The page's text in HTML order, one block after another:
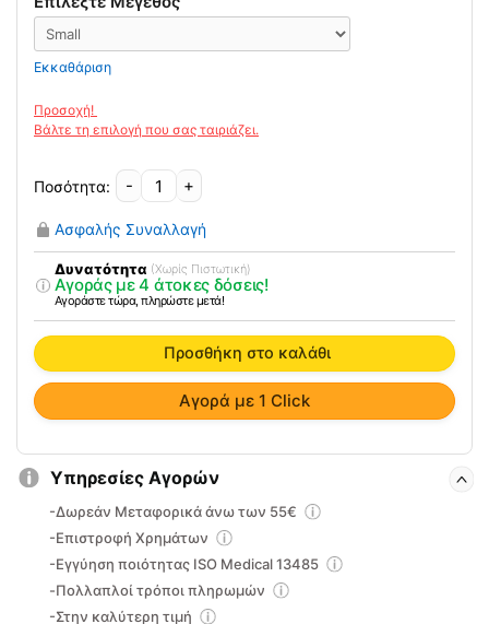
Εκκαθάριση
Αγορά με 1 Click
-
Σωληνοειδής
Tuboprote
Επίδεσμος
Δακτύλου
Ποδιού
Comforsil
Prim
ποσότητα
+
Ασφαλής Συναλλαγή
Δυνατότητα (Χωρίς Πιστωτική)
Αγοράς με 4 άτοκες δόσεις!
Αγοράστε τώρα, πληρώστε μετά!
Προσθήκη στο καλάθι
Υπηρεσίες Αγορών
-Δωρεάν Μεταφορικά άνω των 55€
-Επιστροφή Χρημάτων
-Εγγύηση ποιότητας ISO Medical 13485
-Πολλαπλοί τρόποι πληρωμών
-Στην καλύτερη τιμή